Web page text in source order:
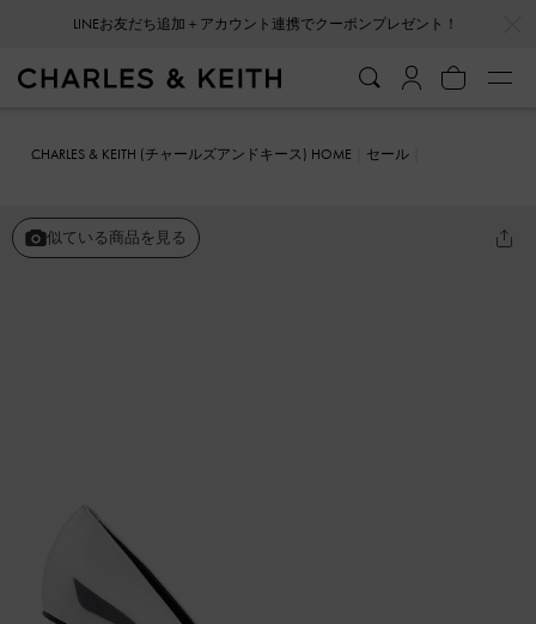
CHARLES & KEITH (チャールズアンドキース) HOME
セール
似ている商品を見る